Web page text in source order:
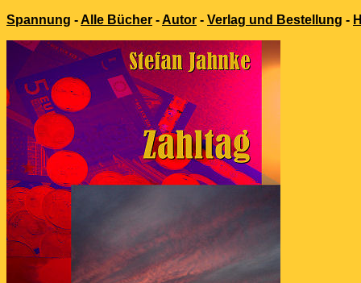
Spannung -Alle Bücher -Autor - Verlag und Bestellung -